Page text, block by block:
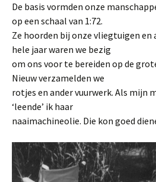
De basis vormden onze
op een schaal van 1:72.
Ze hoorden bij onze vliegtuigen
hele jaar waren we bezig
om ons voor te bereiden op de
Nieuw verzamelden we
rotjes en ander vuurwerk. Als mijn
‘leende’ ik haar
naaimachineolie. Die kon goed